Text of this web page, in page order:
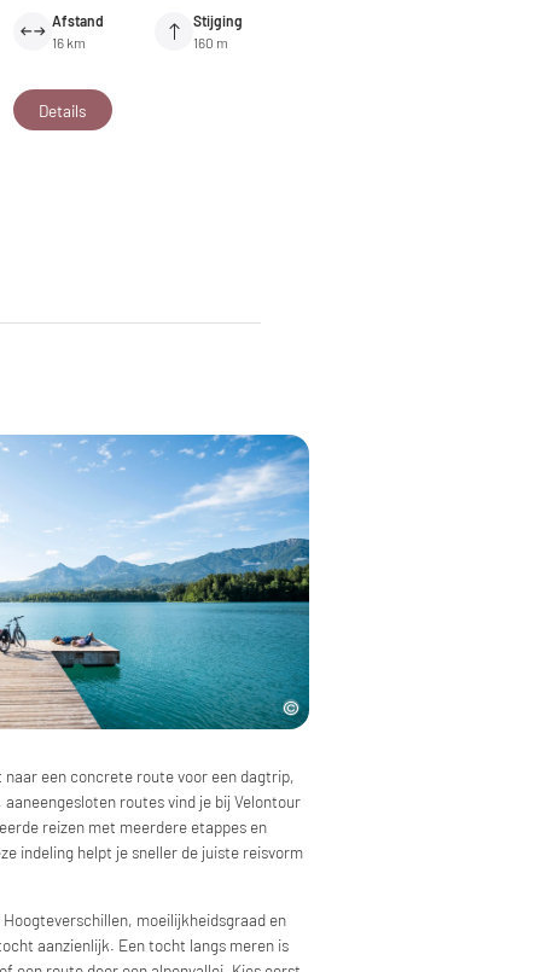
Afstand
16 km
Stijging
160 m
Details
een concrete route voor een dagtrip,
routes vind je bij Velontour
reizen met meerdere etappes en
indeling helpt je sneller de juiste reisvorm
moeilijkheidsgraad en
aanzienlijk. Een tocht langs meren is